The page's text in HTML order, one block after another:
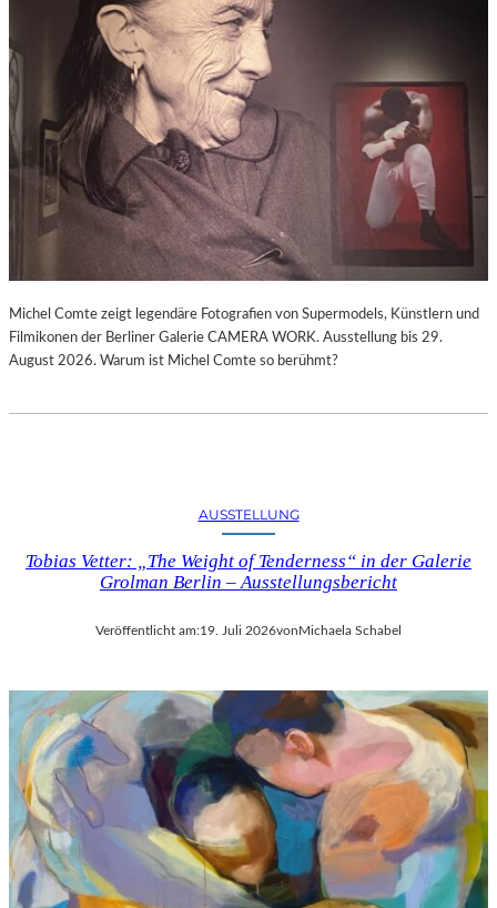
Michel Comte zeigt legendäre Fotografien von Supermodels, Künstlern und
Filmikonen der Berliner Galerie CAMERA WORK. Ausstellung bis 29.
August 2026. Warum ist Michel Comte so berühmt?
AUSSTELLUNG
Tobias Vetter: „The Weight of Tenderness“ in der Galerie
Grolman Berlin – Ausstellungsbericht
Veröffentlicht am:19. Juli 2026von Michaela Schabel